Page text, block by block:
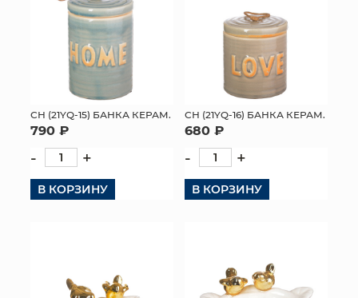
СН (21YQ-15) БАНКА КЕРАМ.
790 ₽
- +
В КОРЗИНУ
СН (21YQ-16) БАНКА КЕРАМ.
680 ₽
- +
В КОРЗИНУ